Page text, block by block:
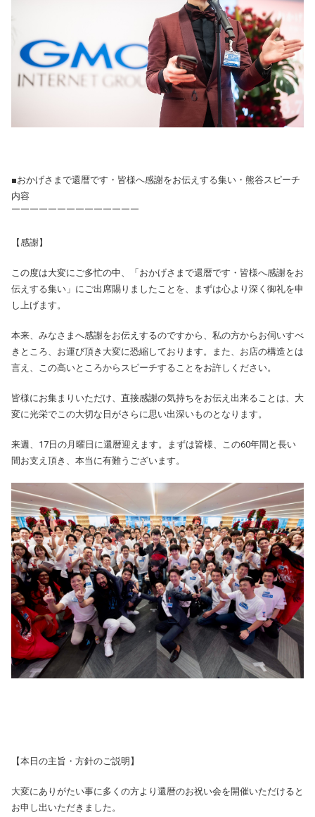
■おかげさまで還暦です・皆様へ感謝をお伝えする集い・熊谷スピーチ
内容
￣￣￣￣￣￣￣￣￣￣￣￣￣￣
【感謝】
この度は大変にご多忙の中、「おかげさまで還暦です・皆様へ感謝をお
伝えする集い」にご出席賜りましたことを、まずは心より深く御礼を申
し上げます。
本来、みなさまへ感謝をお伝えするのですから、私の方からお伺いすべ
きところ、お運び頂き大変に恐縮しております。また、お店の構造とは
言え、この高いところからスピーチすることをお許しください。
皆様にお集まりいただけ、直接感謝の気持ちをお伝え出来ることは、大
変に光栄でこの大切な日がさらに思い出深いものとなります。
来週、17日の月曜日に還暦迎えます。まずは皆様、この60年間と長い
間お支え頂き、本当に有難うございます。
【本日の主旨・方針のご説明】
大変にありがたい事に多くの方より還暦のお祝い会を開催いただけると
お申し出いただきました。